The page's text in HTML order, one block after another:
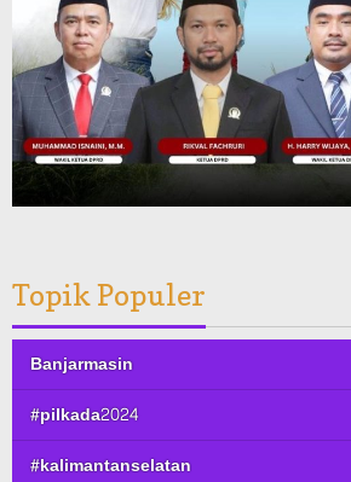
Topik Populer
Banjarmasin
#pilkada2024
#kalimantanselatan